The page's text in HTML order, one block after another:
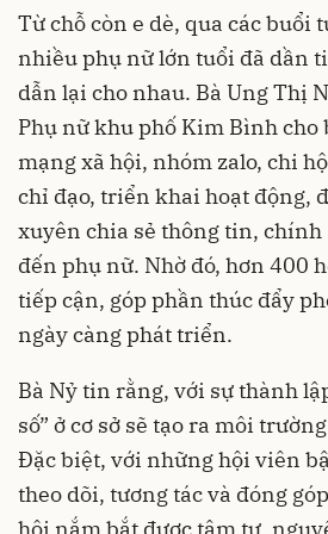
Từ chỗ còn e dè, qua các buổi
nhiều phụ nữ lớn tuổi đã dần
dẫn lại cho nhau. Bà Ung Thị
Phụ nữ khu phố Kim Bình cho
mạng xã hội, nhóm zalo, chi
chỉ đạo, triển khai hoạt động,
xuyên chia sẻ thông tin, chính
đến phụ nữ. Nhờ đó, hơn 400
tiếp cận, góp phần thúc đẩy
ngày càng phát triển.
Bà Nỷ tin rằng, với sự thành
số” ở cơ sở sẽ tạo ra môi
Đặc biệt, với những hội viên
theo dõi, tương tác và đóng